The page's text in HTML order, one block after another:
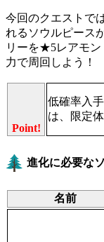
今回のクエストで
れるソウルピース
リーを★5レアモン
力で周回しよう！
Point!
低確率入
は、限定
進化に必要な
名前